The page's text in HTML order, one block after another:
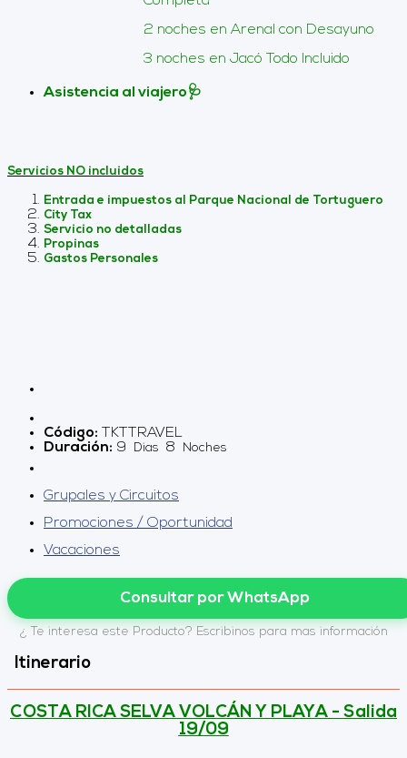
2 noches en Arenal con Desayuno
3 noches en Jacó Todo Incluido
Asistencia al viajero🩺
Servicios NO incluidos
Entrada e impuestos al Parque Nacional de Tortuguero
City Tax
Servicio no detalladas
Propinas
Gastos Personales
Código: TKTTRAVEL
Duración: 9 Dias 8 Noches
Grupales y Circuitos
Promociones / Oportunidad
Vacaciones
Consultar por WhatsApp
¿ Te interesa este Producto? Escribinos para mas información
Itinerario
COSTA RICA SELVA VOLCÁN Y PLAYA - Salida
19/09